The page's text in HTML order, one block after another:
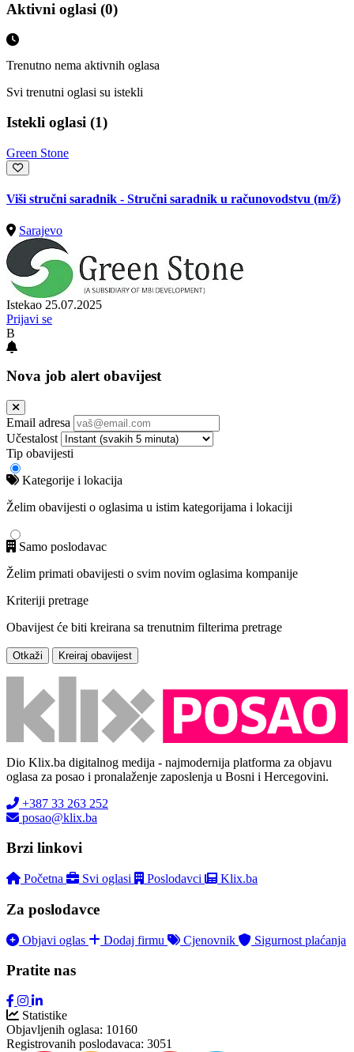
Aktivni oglasi (0)
Trenutno nema aktivnih oglasa
Svi trenutni oglasi su istekli
Istekli oglasi (1)
Green Stone
Viši stručni saradnik - Stručni saradnik u računovodstvu (m/ž)
Sarajevo
Istekao 25.07.2025
Prijavi se
B
Nova job alert obavijest
Email adresa
Učestalost
Tip obavijesti
Kategorije i lokacija
Želim obavijesti o oglasima u istim kategorijama i lokaciji
Samo poslodavac
Želim primati obavijesti o svim novim oglasima kompanije
Kriteriji pretrage
Obavijest će biti kreirana sa trenutnim filterima pretrage
Otkaži Kreiraj obavijest
Dio Klix.ba digitalnog medija - najmodernija platforma za objavu
oglasa za posao i pronalaženje zaposlenja u Bosni i Hercegovini.
+387 33 263 252
posao@klix.ba
Brzi linkovi
Početna Svi oglasi Poslodavci Klix.ba
Za poslodavce
Objavi oglas Dodaj firmu Cjenovnik Sigurnost plaćanja
Pratite nas
Statistike
Objavljenih oglasa: 10160
Registrovanih poslodavaca: 3051